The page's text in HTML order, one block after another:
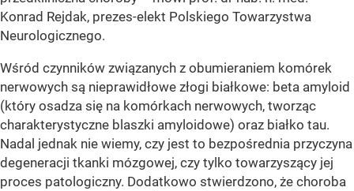
Konrad Rejdak, prezes-elekt Polskiego Towarzystwa
Neurologicznego.
Wśród czynników związanych z obumieraniem komórek
nerwowych są nieprawidłowe złogi białkowe: beta amyloid
(który osadza się na komórkach nerwowych, tworząc
charakterystyczne blaszki amyloidowe) oraz białko tau.
Nadal jednak nie wiemy, czy jest to bezpośrednia przyczyna
degeneracji tkanki mózgowej, czy tylko towarzyszący jej
proces patologiczny. Dodatkowo stwierdzono, że choroba